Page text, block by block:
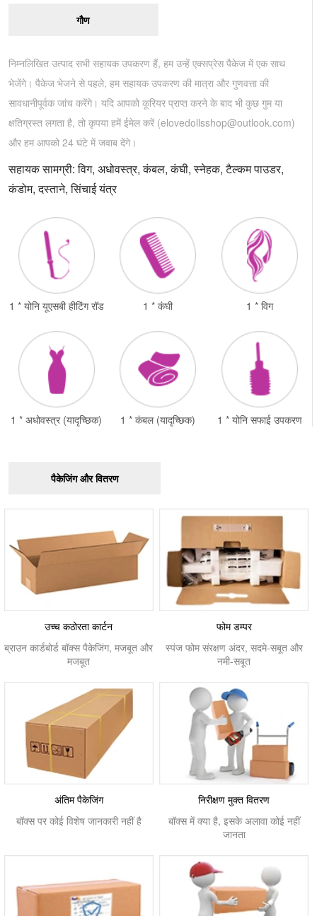
गौण
निम्नलिखित उत्पाद सभी सहायक उपकरण हैं, हम उन्हें एक्सप्रेस पैकेज में एक साथ
भेजेंगे। पैकेज भेजने से पहले, हम सहायक उपकरण की मात्रा और गुणवत्ता की
सावधानीपूर्वक जांच करेंगे। यदि आपको कूरियर प्राप्त करने के बाद भी कुछ गुम या
क्षतिग्रस्त लगता है, तो कृपया हमें ईमेल करें (elovedollsshop@outlook.com)
और हम आपको 24 घंटे में जवाब देंगे।
सहायक सामग्री: विग, अधोवस्त्र, कंबल, कंघी, स्नेहक, टैल्कम पाउडर,
कंडोम, दस्ताने, सिंचाई यंत्र
1 * योनि यूएसबी हीटिंग रॉड 1 * कंघी 1 * विग
1 * अधोवस्त्र (यादृच्छिक) 1 * कंबल (यादृच्छिक) 1 * योनि सफाई उपकरण
पैकेजिंग और वितरण
उच्च कठोरता कार्टन
ब्राउन कार्डबोर्ड बॉक्स पैकेजिंग, मजबूत और
मजबूत
फोम डम्पर
स्पंज फोम संरक्षण अंदर, सदमे-सबूत और
नमी-सबूत
अंतिम पैकेजिंग
बॉक्स पर कोई विशेष जानकारी नहीं है
निरीक्षण मुक्त वितरण
बॉक्स में क्या है, इसके अलावा कोई नहीं
जानता